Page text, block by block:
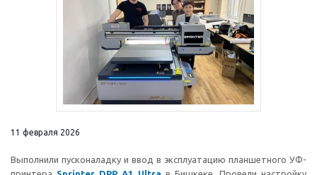
11 февраля 2026
Выполнили пусконаладку и ввод в эксплуатацию планшетного УФ-